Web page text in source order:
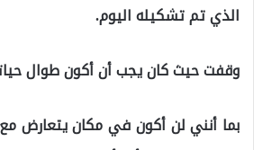
الذي تم تشكيله اليوم.
وقفت حيث كان يجب أن أكون طوال
بما أنني لن أكون في مكان يتعارض